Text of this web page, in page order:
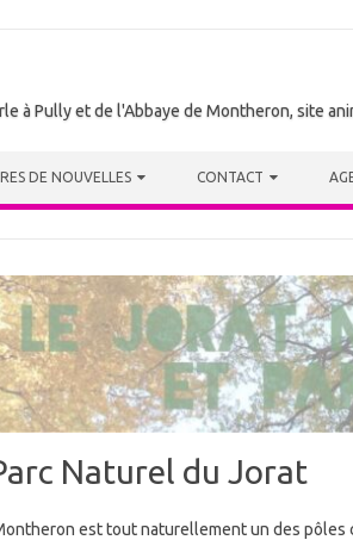
à Pully et de l'Abbaye de Montheron, site
DE NOUVELLES CONTACT
Naturel du Jorat
est tout naturellement un des